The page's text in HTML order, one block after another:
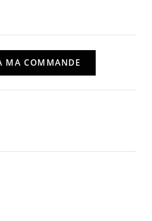
MA COMMANDE